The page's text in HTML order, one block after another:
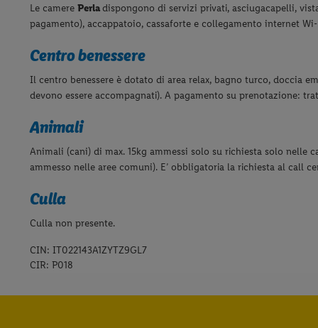
Le camere Perladispongono di servizi privati, asciugacapelli,
pagamento), accappatoio, cassaforte e collegamento internet
Centro benessere
Il centro benessere è dotato di area relax, bagno turco, doccia
devono essere accompagnati). A pagamento su prenotazione:
Animali
Animali (cani) di max. 15kg ammessi solo su richiesta solo nelle
ammesso nelle aree comuni). E’ obbligatoria la richiesta al call
Culla
Culla non presente.
CIN: IT022143A1ZYTZ9GL7
CIR: P018